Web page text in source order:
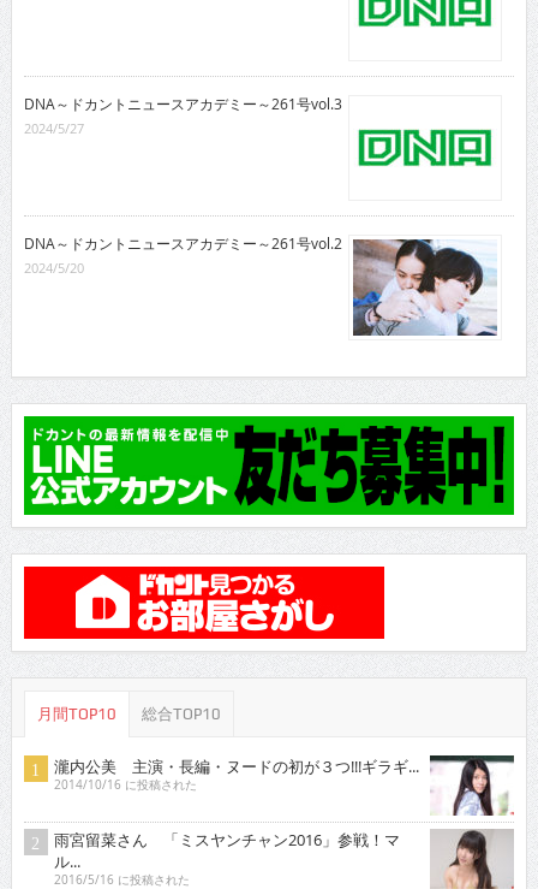
DNA～ドカントニュースアカデミー～261号vol.3
2024/5/27
DNA～ドカントニュースアカデミー～261号vol.2
2024/5/20
月間TOP10 総合TOP10
瀧内公美 主演・長編・ヌードの初が３つ!!!ギラギ...
2014/10/16 に投稿された
雨宮留菜さん 「ミスヤンチャン2016」参戦！マ
ル...
2016/5/16 に投稿された